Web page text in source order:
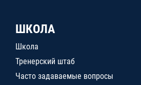
ШКОЛА
Школа
Тренерский штаб
Часто задаваемые вопросы